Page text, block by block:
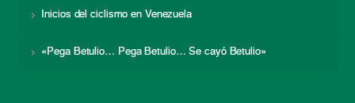
Inicios del ciclismo en Venezuela
«Pega Betulio… Pega Betulio… Se cayó Betulio»